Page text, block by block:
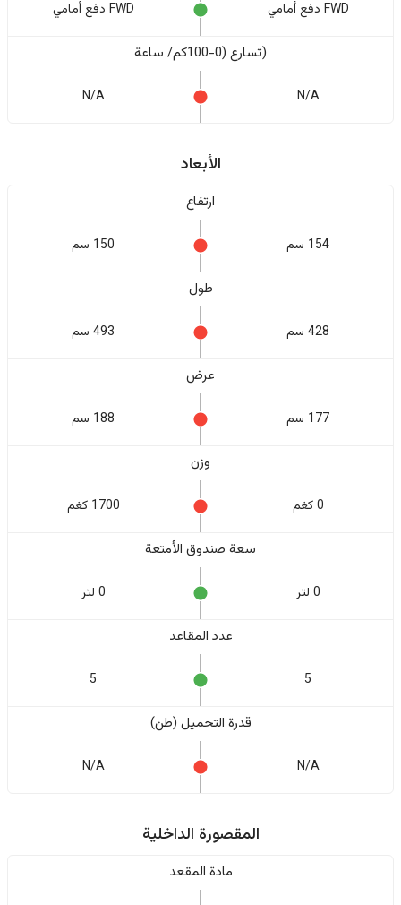
FWD دفع أمامي FWD دفع أمامي
(تسارع (0-100كم/ ساعة
N/A
N/A
الأبعاد
ارتفاع
154 سم 150 سم
طول
428 سم 493 سم
عرض
177 سم 188 سم
وزن
0 كغم 1700 كغم
سعة صندوق الأمتعة
0 لتر 0 لتر
عدد المقاعد
5
5
قدرة التحميل (طن)
N/A
N/A
المقصورة الداخلية
مادة المقعد